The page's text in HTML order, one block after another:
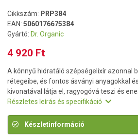
Cikkszám: PRP384
EAN: 5060176675384
Gyártó: Dr. Organic
4 920 Ft
A könnyű hidratáló szépségelixír azonnal
rétegeibe, és fontos ásványi anyagokkal
kivonatával látja el, ragyogóvá teszi és
Részletes leírás és specifikáció
Készletinformáció